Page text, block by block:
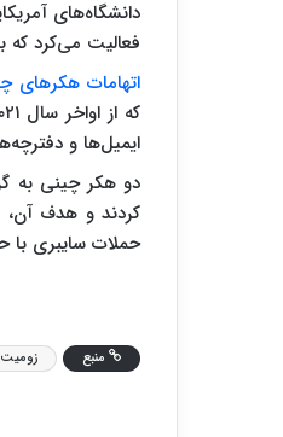
فعالیت می‌کرد که
اتهامات هکرهای
ایمیل‌ها و
کردند و هدف آن،
حملات سایبری با
منبع زومیت